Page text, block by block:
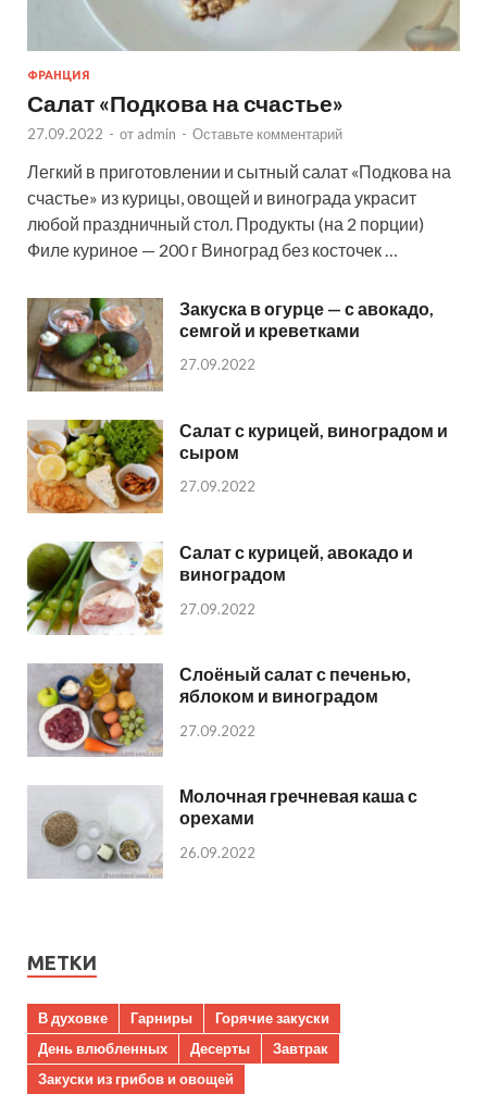
ФРАНЦИЯ
Салат «Подкова на счастье»
27.09.2022 - от admin - Оставьте комментарий
Легкий в приготовлении и сытный салат «Подкова на
счастье» из курицы, овощей и винограда украсит
любой праздничный стол. Продукты (на 2 порции)
Филе куриное — 200 г Виноград без косточек …
Закуска в огурце — с авокадо,
семгой и креветками
27.09.2022
Салат с курицей, виноградом и
сыром
27.09.2022
Салат с курицей, авокадо и
виноградом
27.09.2022
Слоёный салат с печенью,
яблоком и виноградом
27.09.2022
Молочная гречневая каша с
орехами
26.09.2022
МЕТКИ
В духовке Гарниры
Горячие закуски
День влюбленных
Десерты
Завтрак
Закуски из грибов и овощей